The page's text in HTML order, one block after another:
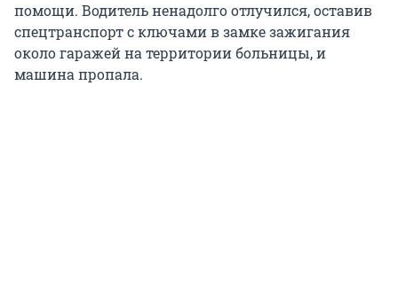
помощи. Водитель ненадолго отлучился, оставив
спецтранспорт с ключами в замке зажигания
около гаражей на территории больницы, и
машина пропала.